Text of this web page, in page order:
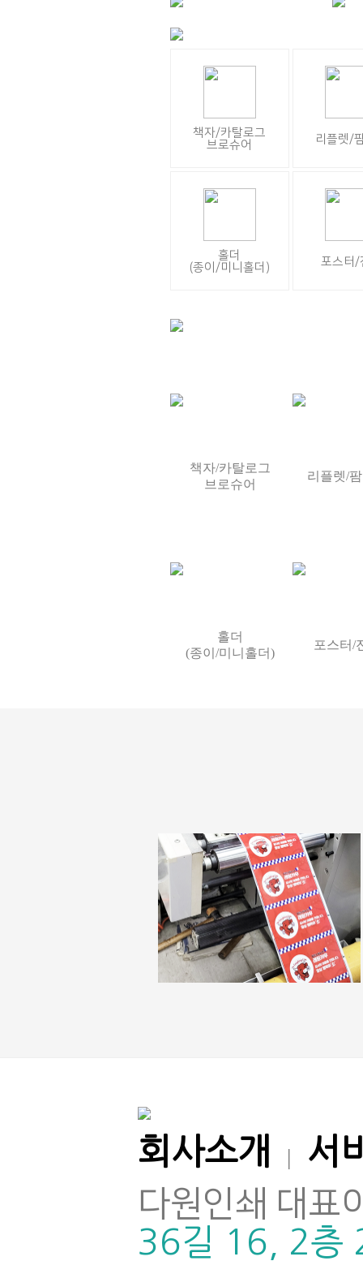
책자/카탈로그
브로슈어
리플렛/
홀더
(종이/미니홀더)
포스터/
책자/카탈로그
브로슈어
리플렛/
홀더
(종이/미니홀더)
포스터/
회사소개 | 서
다원인쇄 대표
36길 16, 2층